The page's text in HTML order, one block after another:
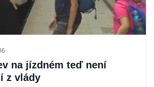
na jízdném teď není
z vlády